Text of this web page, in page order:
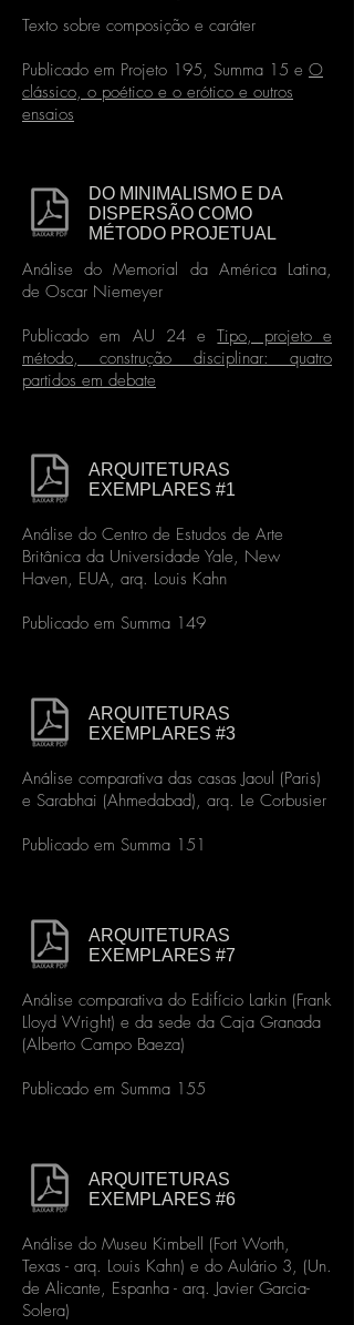
Texto sobre composição e caráter
Publicado em Projeto 195, Summa 15 e O
clássico, o poético e o erótico e outros
ensaios
DO MINIMALISMO E DA
DISPERSÃO COMO
MÉTODO PROJETUAL
Análise do Memorial da América Latina,
de Oscar Niemeyer
Publicado em AU 24 eTipo, projeto e
método, construção disciplinar: quatro
partidos em debate
ARQUITETURAS
EXEMPLARES #1
Análise do Centro de Estudos de Arte
Britânica da Universidade Yale, New
Haven, EUA, arq. Louis Kahn
Publicado em Summa 149
ARQUITETURAS
EXEMPLARES #3
Análise comparativa das casas Jaoul (Paris)
e Sarabhai (Ahmedabad), arq. Le Corbusier
Publicado em Summa 151
ARQUITETURAS
EXEMPLARES #7
Análise comparativa do Edifício Larkin (Frank
Lloyd Wright) e da sede da Caja Granada
(Alberto Campo Baeza)
Publicado em Summa 155
ARQUITETURAS
EXEMPLARES #6
Análise do Museu Kimbell (Fort Worth,
Texas - arq. Louis Kahn) e do Aulário 3, (Un.
de Alicante, Espanha - arq. Javier Garcia-
Solera)